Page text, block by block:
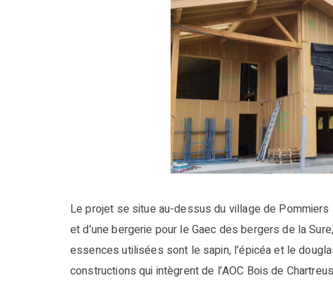
Le projet se situe au-dessus du village de Pommiers
et d’une bergerie pour le Gaec des bergers de la
essences utilisées sont le sapin, l’épicéa et le
constructions qui intègrent de l’AOC Bois de